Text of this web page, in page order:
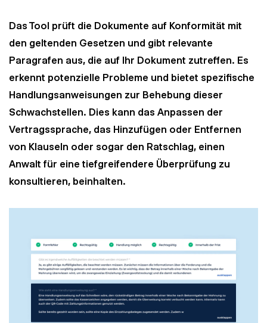
Das Tool prüft die Dokumente auf Konformität mit
den geltenden Gesetzen und gibt relevante
Paragrafen aus, die auf Ihr Dokument zutreffen. Es
erkennt potenzielle Probleme und bietet spezifische
Handlungsanweisungen zur Behebung dieser
Schwachstellen. Dies kann das Anpassen der
Vertragssprache, das Hinzufügen oder Entfernen
von Klauseln oder sogar den Ratschlag, einen
Anwalt für eine tiefgreifendere Überprüfung zu
konsultieren, beinhalten.